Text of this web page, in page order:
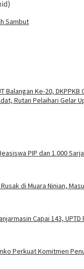
Sambut
Balangan Ke-20,
Rutan Pelaihari Gelar
PIP dan 1.000
di Muara Ninian,
Capai 143,
Perkuat Komitmen